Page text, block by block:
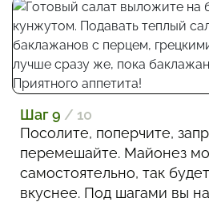
Шаг 9 / 10
Посолите, поперчите,
перемешайте. Майонез
самостоятельно, так
вкуснее. Под шагами вы